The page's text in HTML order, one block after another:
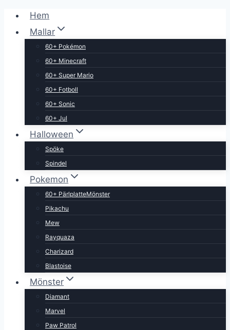
Skip
Hem
Mallar
60+ Pokémon
60+ Minecraft
60+ Super Mario
60+ Fotboll
60+ Sonic
60+ Jul
Halloween
Spöke
Spindel
Pokemon
60+ PärlplatteMönster
Pikachu
Mew
Rayquaza
Charizard
Blastoise
Mönster
Diamant
Marvel
Paw Patrol